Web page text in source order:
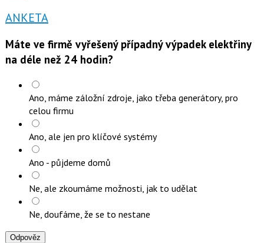
ANKETA
Máte ve firmě vyřešený případný výpadek elektřiny
na déle než 24 hodin?
Ano, máme záložní zdroje, jako třeba generátory, pro
celou firmu
Ano, ale jen pro klíčové systémy
Ano - půjdeme domů
Ne, ale zkoumáme možnosti, jak to udělat
Ne, doufáme, že se to nestane
Odpověz